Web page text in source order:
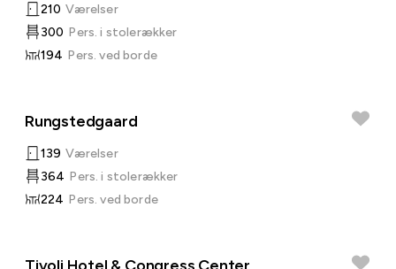
210 Værelser
300 Pers. i stolerækker
194 Pers. ved borde
Rungstedgaard
139 Værelser
364 Pers. i stolerækker
224 Pers. ved borde